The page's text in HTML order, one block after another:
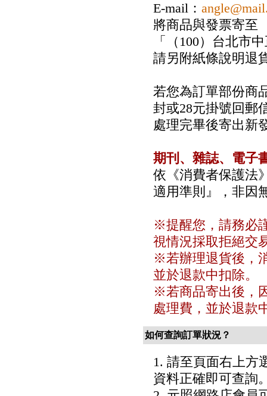
E-mail：
將商品與發票寄至
「（100）台北市
請另附紙條說明退
若您為訂單部份商
封或28元掛號回郵
處理完畢後寄出新
期刊、雜誌、電子
依《消費者保護法
適用準則』，非因
※提醒您，請務必
視情況採取拒絕交
※若辦理退貨後，
並於退款中扣除。
※若商品寄出後，
處理費，並於退款
如何查詢訂單狀況？
1. 請至頁面右上方
資料正確即可查詢